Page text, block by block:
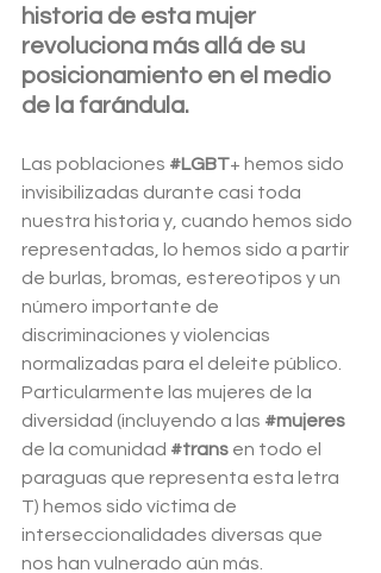
historia de esta mujer
revoluciona más allá de su
posicionamiento en el medio
de la farándula.
Las poblaciones #LGBT+ hemos sido
invisibilizadas durante casi toda
nuestra historia y, cuando hemos sido
representadas, lo hemos sido a partir
de burlas, bromas, estereotipos y un
número importante de
discriminaciones y violencias
normalizadas para el deleite público.
Particularmente las mujeres de la
diversidad (incluyendo a las #mujeres
de la comunidad #trans en todo el
paraguas que representa esta letra
T) hemos sido víctima de
interseccionalidades diversas que
nos han vulnerado aún más.